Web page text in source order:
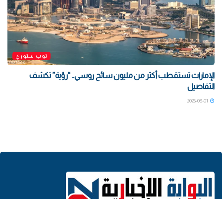
توب ستوري
الإمارات تستقطب أكثر من مليون سائح روسي.. “رؤية” تكشف
التفاصيل